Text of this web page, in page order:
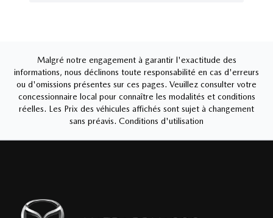
Malgré notre engagement à garantir l'exactitude des
informations, nous déclinons toute responsabilité en cas d'erreurs
ou d'omissions présentes sur ces pages. Veuillez consulter votre
concessionnaire local pour connaître les modalités et conditions
réelles. Les Prix des véhicules affichés sont sujet à changement
sans préavis. Conditions d'utilisation